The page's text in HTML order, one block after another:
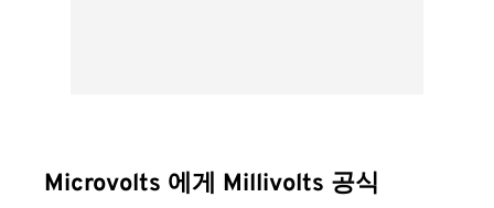
Microvolts 에게 Millivolts 공식